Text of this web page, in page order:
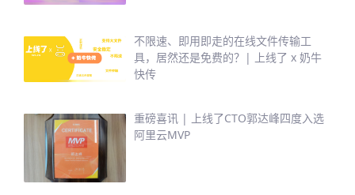
不限速、即用即走的在线文件传输工
具，居然还是免费的？| 上线了 x 奶牛
快传
重磅喜讯 | 上线了CTO郭达峰四度入选
阿里云MVP